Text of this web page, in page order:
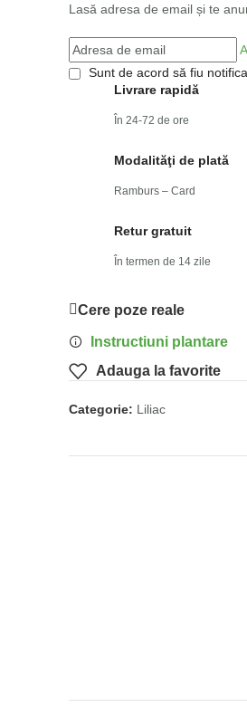
Lasă adresa de email și te
Sunt de acord să fiu
Livrare rapidă
În 24-72 de ore
Modalităţi de plată
Ramburs – Card
Retur gratuit
În termen de 14 zile
Cere poze reale
Instructiuni plantare
Adauga la favorite
Categorie: Liliac